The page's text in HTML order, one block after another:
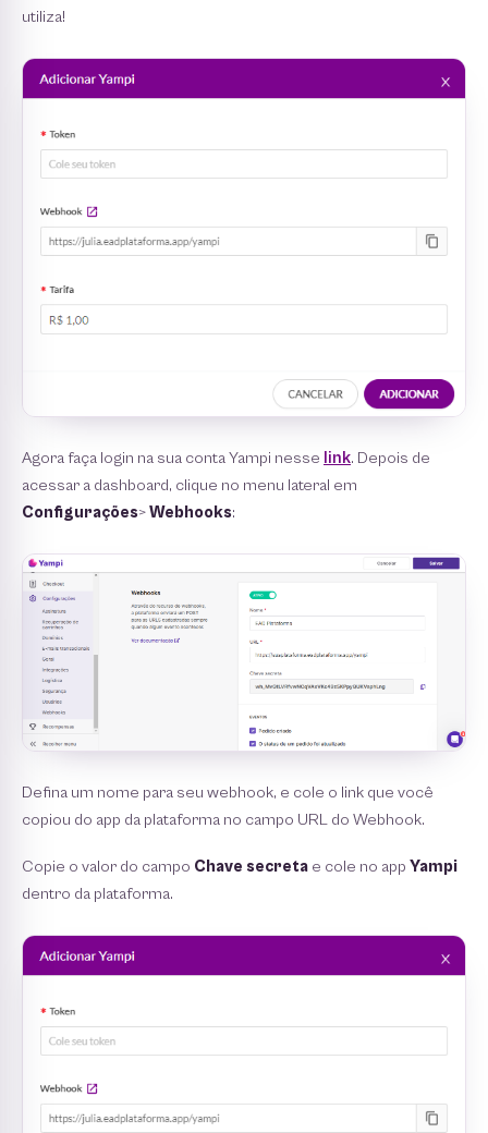
utiliza!
Agora faça login na sua conta Yampi nesse link. Depois de
acessar a dashboard, clique no menu lateral em
Configurações>Webhooks:
Defina um nome para seu webhook, e cole o link que você
copiou do app da plataforma no campo URL do Webhook.
Copie o valor do campo Chave secreta e cole no app Yampi
dentro da plataforma.